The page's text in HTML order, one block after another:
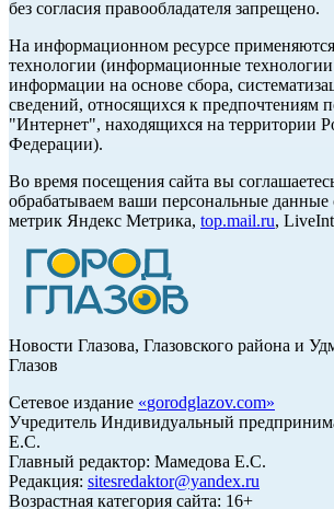
без согласия правообладателя запрещено.
На информационном ресурсе
технологии (информационные технологии
информации на основе сбора,
сведений, относящихся к предпочтениям
"Интернет", находящихся на территории
Федерации).
Во время посещения сайта вы
обрабатываем ваши персональные данные
метрик Яндекс Метрика, top.mail.ru,
Новости Глазова, Глазовского района и
Глазов
Сетевое издание «gorodglazov.com»
Учредитель Индивидуальный
Е.С.
Главный редактор: Мамедова Е.С.
Редакция: sitesredaktor@yandex.ru
Возрастная категория сайта: 16+